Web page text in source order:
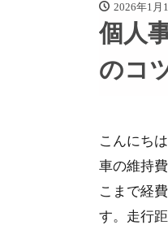
2026年1月
個人
のコ
こんにち
車の維持
こまで経
す。走行